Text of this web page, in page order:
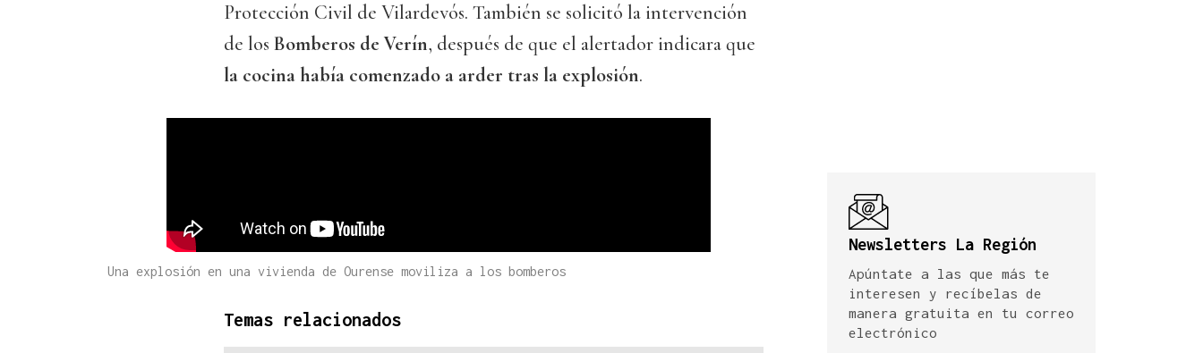
Protección Civil de Vilardevós. También se solicitó la intervención
de los Bomberos de Verín, después de que el alertador indicara que
la cocina había comenzado a arder tras la explosión.
Una explosión en una vivienda de Ourense moviliza a los bomberos
Temas relacionados
Newsletters La Región
Apúntate a las que más te
interesen y recíbelas de
manera gratuita en tu correo
electrónico